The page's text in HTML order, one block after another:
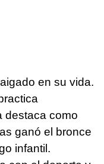
en su vida.
destaca como
ganó el bronce
infantil.